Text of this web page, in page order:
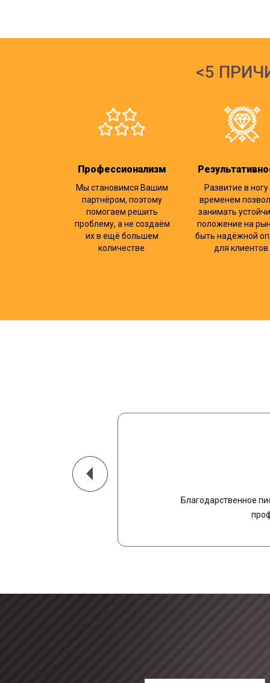
5
Профессионализм
Мы становимся Вашим
партнёром, поэтому
помогаем решить
проблему, а не создаём
их в ещё большем
количестве.
Развитие в ногу
временем
занимать
положение на
быть надёжной
для клиентов.
Благодарственное